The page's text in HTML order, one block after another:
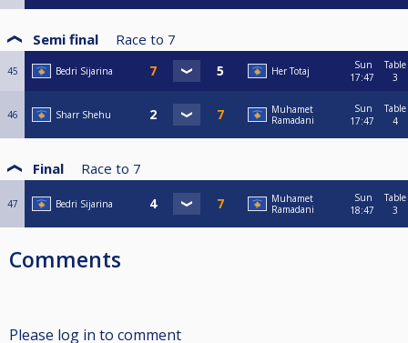
Semi final Race to 7
45 Bedri Sijarina Her Totaj
Sun
17:47
Table
3
46 Sharr Shehu
Muhamet
Ramadani
Sun
17:47
Table
4
Final Race to 7
47 Bedri Sijarina
Muhamet
Ramadani
Sun
18:47
Table
3
Comments
Please log in to comment